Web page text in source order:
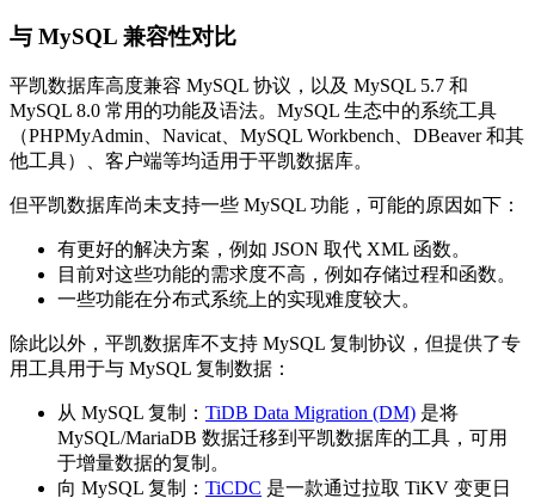
与 MySQL 兼容性对比
平凯数据库高度兼容 MySQL 协议，以及 MySQL 5.7 和
MySQL 8.0 常用的功能及语法。MySQL 生态中的系统工具
（PHPMyAdmin、Navicat、MySQL Workbench、DBeaver 和其
他工具）、客户端等均适用于平凯数据库。
但平凯数据库尚未支持一些 MySQL 功能，可能的原因如下：
有更好的解决方案，例如 JSON 取代 XML 函数。
目前对这些功能的需求度不高，例如存储过程和函数。
一些功能在分布式系统上的实现难度较大。
除此以外，平凯数据库不支持 MySQL 复制协议，但提供了专
用工具用于与 MySQL 复制数据：
从 MySQL 复制： TiDB Data Migration (DM) 是将
MySQL/MariaDB 数据迁移到平凯数据库的工具，可用
于增量数据的复制。
向 MySQL 复制： TiCDC 是一款通过拉取 TiKV 变更日